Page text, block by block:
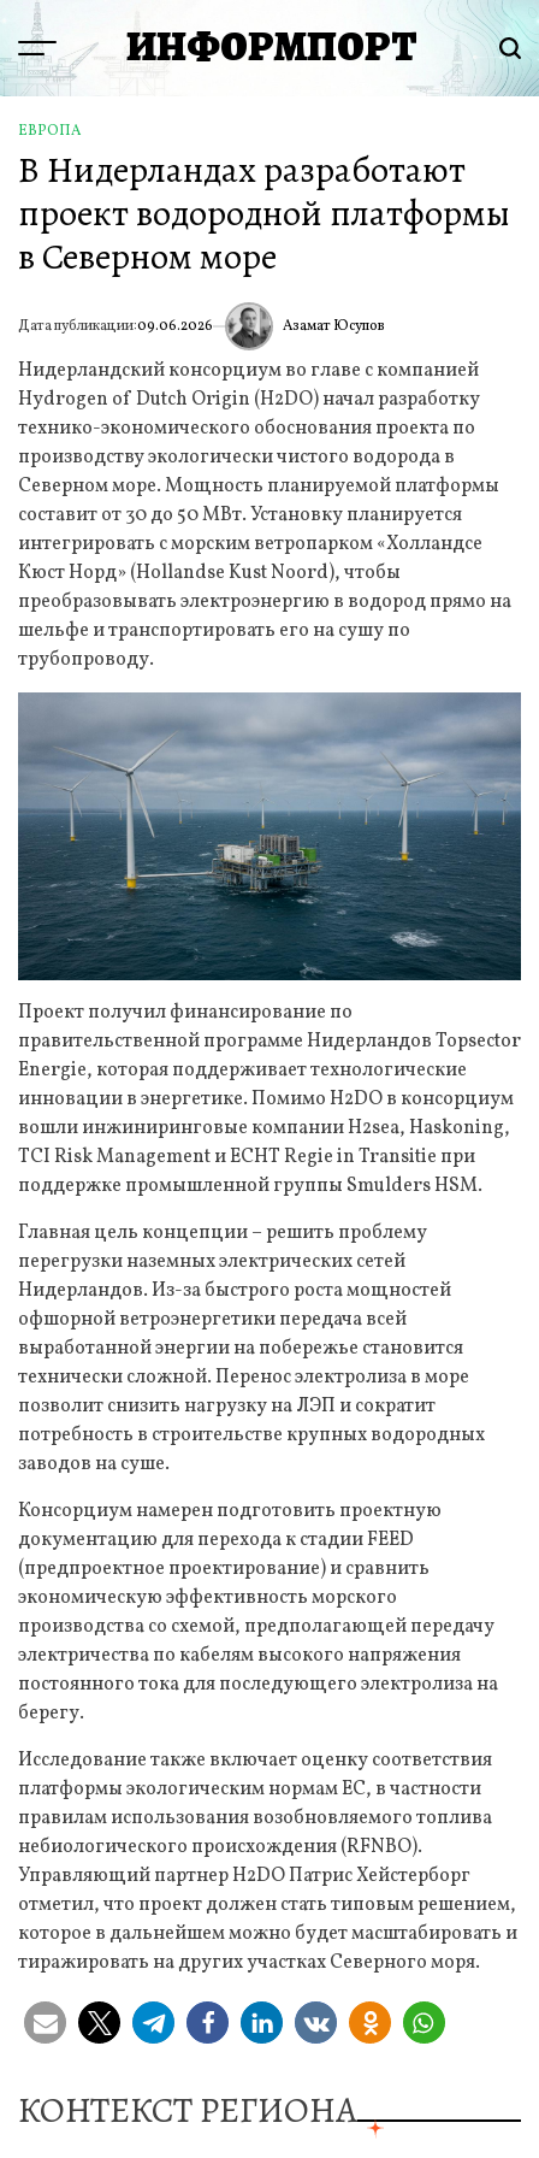
Перейти
содержимому
Menu ИНФОРМПОРТ
ОПУБЛИКОВАНО
В
ЕВРОПА
В Нидерландах разработают
проект водородной платформы
в Северном море
Дата публикации:09.06.2026 ИА Азамат Юсупов
Нидерландский консорциум во главе с компанией
Hydrogen of Dutch Origin (H2DO) начал разработку
технико-экономического обоснования проекта по
производству экологически чистого водорода в
Северном море. Мощность планируемой платформы
составит от 30 до 50 МВт. Установку планируется
интегрировать с морским ветропарком «Холландсе
Кюст Норд» (Hollandse Kust Noord), чтобы
преобразовывать электроэнергию в водород прямо на
шельфе и транспортировать его на сушу по
трубопроводу.
Проект получил финансирование по
правительственной программе Нидерландов Topsector
Energie, которая поддерживает технологические
инновации в энергетике. Помимо H2DO в консорциум
вошли инжиниринговые компании H2sea, Haskoning,
TCI Risk Management и ECHT Regie in Transitie при
поддержке промышленной группы Smulders HSM.
Главная цель концепции – решить проблему
перегрузки наземных электрических сетей
Нидерландов. Из-за быстрого роста мощностей
офшорной ветроэнергетики передача всей
выработанной энергии на побережье становится
технически сложной. Перенос электролиза в море
позволит снизить нагрузку на ЛЭП и сократит
потребность в строительстве крупных водородных
заводов на суше.
Консорциум намерен подготовить проектную
документацию для перехода к стадии FEED
(предпроектное проектирование) и сравнить
экономическую эффективность морского
производства со схемой, предполагающей передачу
электричества по кабелям высокого напряжения
постоянного тока для последующего электролиза на
берегу.
Исследование также включает оценку соответствия
платформы экологическим нормам ЕС, в частности
правилам использования возобновляемого топлива
небиологического происхождения (RFNBO).
Управляющий партнер H2DO Патрис Хейстерборг
отметил, что проект должен стать типовым решением,
которое в дальнейшем можно будет масштабировать и
тиражировать на других участках Северного моря.
КОНТЕКСТ РЕГИОНА